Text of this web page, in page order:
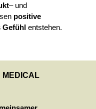
– und
positive
Gefühl entstehen.